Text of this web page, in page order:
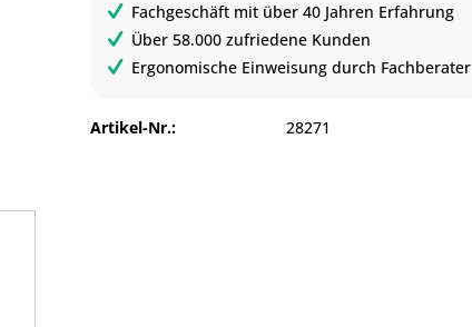
Fachgeschäft mit über 40 Jahren Erfahrung
Über 58.000 zufriedene Kunden
Ergonomische Einweisung durch Fachberater
Artikel-Nr.: 28271